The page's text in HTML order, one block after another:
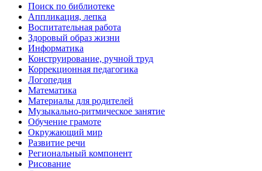
Поиск по библиотеке
Аппликация, лепка
Воспитательная работа
Здоровый образ жизни
Информатика
Конструирование, ручной труд
Коррекционная педагогика
Логопедия
Математика
Материалы для родителей
Музыкально-ритмическое занятие
Обучение грамоте
Окружающий мир
Развитие речи
Региональный компонент
Рисование